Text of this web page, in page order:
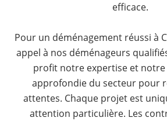
efficace.
Pour un déménagement réussi à
appel à nos déménageurs
profit notre expertise et notre
approfondie du secteur pour
attentes. Chaque projet est
attention particulière. Les